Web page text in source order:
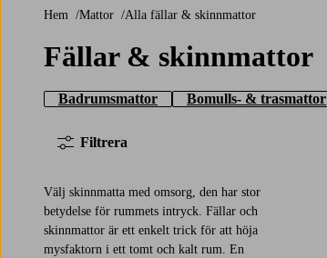
Hem Mattor Alla fällar & skinnmattor
Fällar & skinnmattor
Badrumsmattor Bomulls- & trasmattor
Filtrera
Välj skinnmatta med omsorg, den har stor
betydelse för rummets intryck. Fällar och
skinnmattor är ett enkelt trick för att höja
mysfaktorn i ett tomt och kalt rum. En